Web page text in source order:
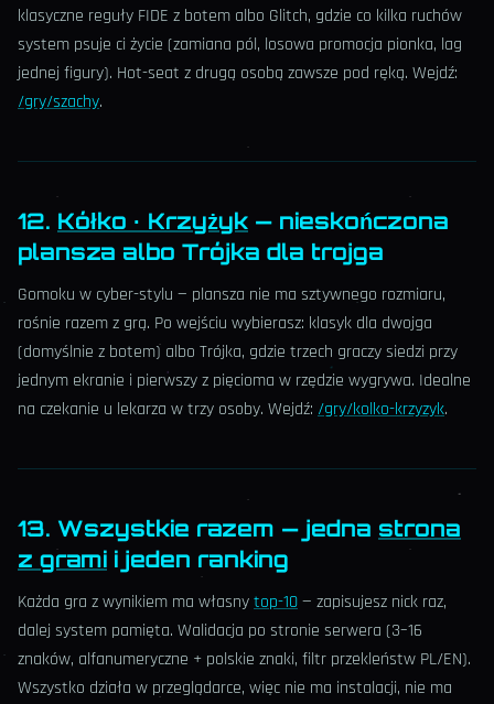
klasyczne reguły FIDE z botem albo Glitch, gdzie co kilka ruchów
system psuje ci życie (zamiana pól, losowa promocja pionka, lag
jednej figury). Hot-seat z drugą osobą zawsze pod ręką. Wejdź:
/gry/szachy.
12. Kółko · Krzyżyk — nieskończona
plansza albo Trójka dla trojga
Gomoku w cyber-stylu — plansza nie ma sztywnego rozmiaru,
rośnie razem z grą. Po wejściu wybierasz: klasyk dla dwojga
(domyślnie z botem) albo Trójka, gdzie trzech graczy siedzi przy
jednym ekranie i pierwszy z pięcioma w rzędzie wygrywa. Idealne
na czekanie u lekarza w trzy osoby. Wejdź: /gry/kolko-krzyzyk.
13. Wszystkie razem — jedna strona
z grami i jeden ranking
Każda gra z wynikiem ma własnytop-10— zapisujesz nick raz,
dalej system pamięta. Walidacja po stronie serwera (3–16
znaków, alfanumeryczne + polskie znaki, filtr przekleństw PL/EN).
Wszystko działa w przeglądarce, więc nie ma instalacji, nie ma